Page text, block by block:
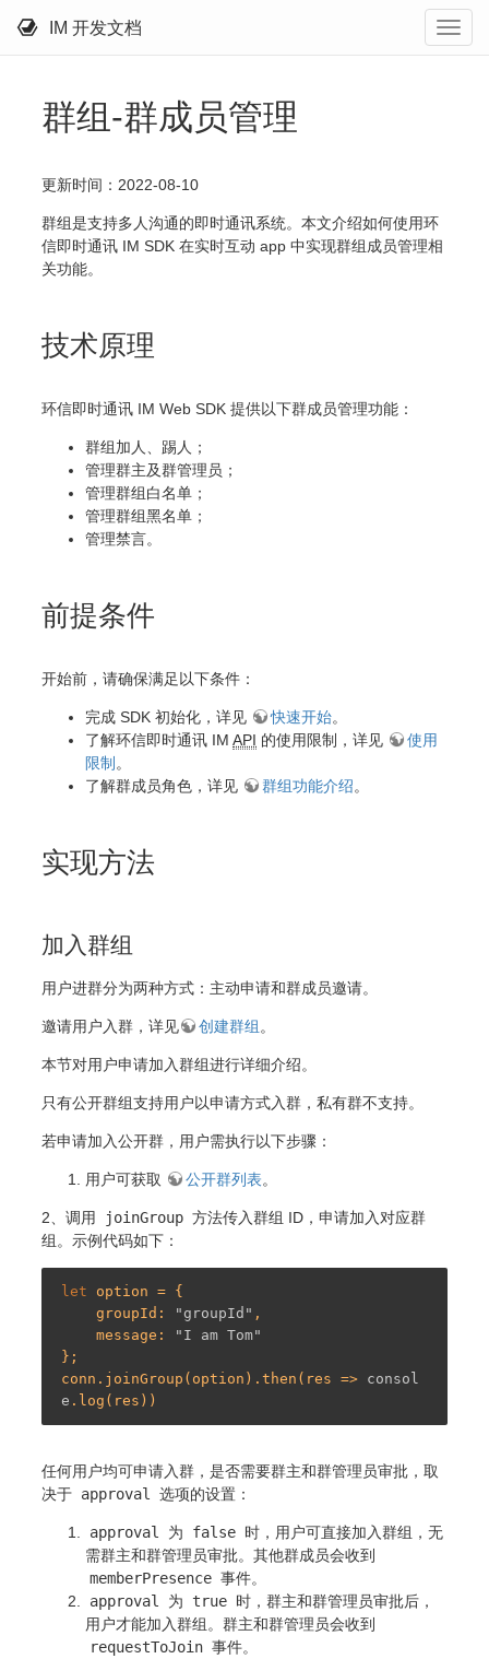
IM 开发文档
群组-群成员管理
更新时间：2022-08-10
群组是支持多人沟通的即时通讯系统。本文介绍如何使用环
信即时通讯 IM SDK 在实时互动 app 中实现群组成员管理相
关功能。
技术原理
环信即时通讯 IM Web SDK 提供以下群成员管理功能：
群组加人、踢人；
管理群主及群管理员；
管理群组白名单；
管理群组黑名单；
管理禁言。
前提条件
开始前，请确保满足以下条件：
完成 SDK 初始化，详见 快速开始。
了解环信即时通讯 IM API 的使用限制，详见
使用
限制 。
了解群成员角色，详见
群组功能介绍。
实现方法
加入群组
用户进群分为两种方式：主动申请和群成员邀请。
邀请用户入群，详见 创建群组。
本节对用户申请加入群组进行详细介绍。
只有公开群组支持用户以申请方式入群，私有群不支持。
若申请加入公开群，用户需执行以下步骤：
用户可获取 公开群列表。
2、调用 joinGroup 方法传入群组 ID，申请加入对应群
组。示例代码如下：
let option = {
    groupId:
"groupId" ,
    message:
"I am Tom"
};
conn.joinGroup(option).then(res => consol
e
任何用户均可申请入群，是否需要群主和群管理员审批，取
决于 approval 选项的设置：
approval 为 false 时，用户可直接加入群组，无
需群主和群管理员审批。其他群成员会收到
memberPresence 事件。
approval
为 true 时，群主和群管理员审批后，
用户才能加入群组。群主和群管理员会收到
requestToJoin 事件。